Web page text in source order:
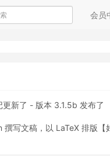
会员
更新了 - 版本 3.1.5b 发布了
撰写文稿，以 LaTeX 排版【